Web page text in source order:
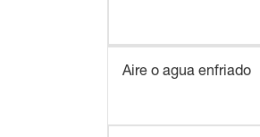
Aire o agua enfriado